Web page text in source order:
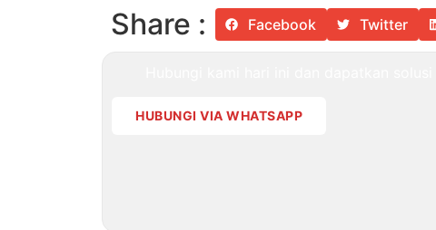
Share : Facebook Twitter
HUBUNGI VIA WHATSAPP